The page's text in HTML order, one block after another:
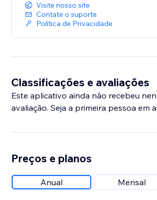
Visite nosso site
Contate o suporte
Política de Privacidade
Classificações e avaliações
Este aplicativo ainda não recebeu
avaliação. Seja a primeira pessoa em
Preços e planos
Anual Mensal